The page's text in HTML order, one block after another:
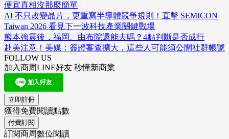
便宜真相沒那麼簡單
AI 不只改變晶片，更重寫半導體競爭規則！直擊 SEMICON
Taiwan 2026 看見下一波科技產業關鍵戰場
熊本強震後，福岡、由布院還能去嗎？4點判斷是否成行
赴美注意！美媒：簽證審查擴大，這些人可能須公開社群帳號
FOLLOW US
加入商周LINE好友 秒懂新商業
立即註冊
獲得免費閱讀點數
付費訂閱
訂閱商周數位閱讀